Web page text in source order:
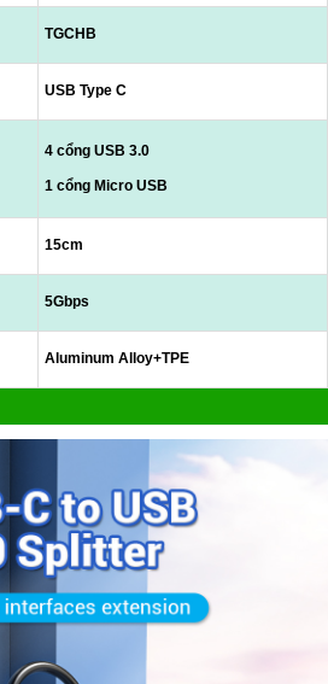
TGCHB
USB Type C
4 cổng USB 3.0
1 cổng Micro USB
15cm
5Gbps
Aluminum Alloy+TPE